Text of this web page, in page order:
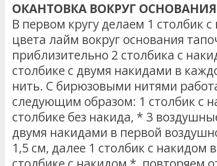
ОКАНТОВКА ВОКРУГ
В первом кругу делаем 1 столбик с
цвета лайм вокруг основания
приблизительно 2 столбика с
столбике с двумя накидами в
нить. С бирюзовыми нитями
следующим образом: 1 столбик с
столбике без накида, * 3
двумя накидами в первой
1,5 см, далее 1 столбик с накидом